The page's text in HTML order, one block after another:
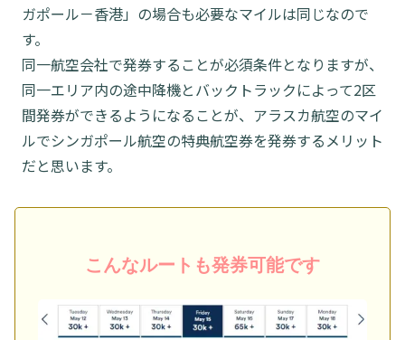
ガポール－香港」の場合も必要なマイルは同じなので
す。
同一航空会社で発券することが必須条件となりますが、
同一エリア内の途中降機とバックトラックによって2区
間発券ができるようになることが、アラスカ航空のマイ
ルでシンガポール航空の特典航空券を発券するメリット
だと思います。
こんなルートも発券可能です